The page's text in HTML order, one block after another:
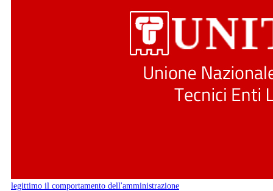
legittimo il comportamento dell'amministrazione